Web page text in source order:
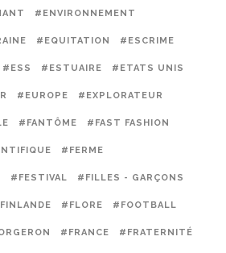
#ENVIRONNEMENT
#EQUITATION #ESCRIME
#ESS #ESTUAIRE #ETATS UNIS
#EUROPE #EXPLORATEUR
#FANTÔME #FAST FASHION
#FERME
#FESTIVAL #FILLES - GARÇONS
#FLORE #FOOTBALL
#FRANCE #FRATERNITÉ